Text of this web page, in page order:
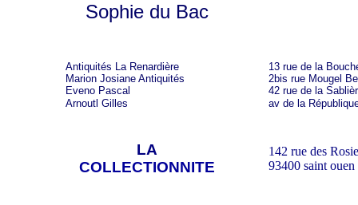
Sophie du Bac
Antiquités La Renardière
13 rue de la
Marion Josiane Antiquités
2bis rue Mougel
Eveno Pascal
42 rue de la
Arnoutl Gilles
av de la
LA
COLLECTIONNITE
142 rue des
93400 saint ouen